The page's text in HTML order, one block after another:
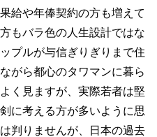
給や年俸契約の方も増えて
もバラ色の人生設計ではな
プルが与信ぎりぎりまで住
がら都心のタワマンに暮ら
く見ますが、実際若者は堅
に考える方が多いように思
判りませんが、日本の過去